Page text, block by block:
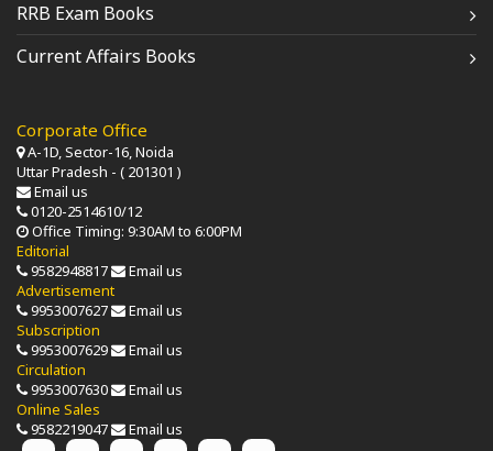
RRB Exam Books
Current Affairs Books
Corporate Office
A-1D, Sector-16, Noida
Uttar Pradesh - ( 201301 )
Email us
0120-2514610/12
Office Timing: 9:30AM to 6:00PM
Editorial
9582948817
Email us
Advertisement
9953007627
Email us
Subscription
9953007629
Email us
Circulation
9953007630
Email us
Online Sales
9582219047
Email us